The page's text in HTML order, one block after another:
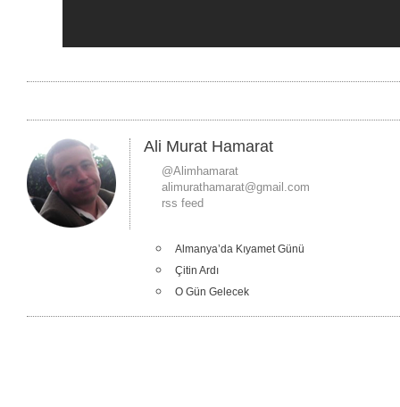
Ali Murat Hamarat
@Alimhamarat
alimurathamarat@gmail.com
rss feed
Almanya’da Kıyamet Günü
Çitin Ardı
O Gün Gelecek